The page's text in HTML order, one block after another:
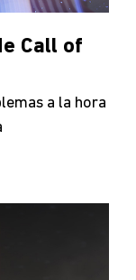
Call of
a la hora